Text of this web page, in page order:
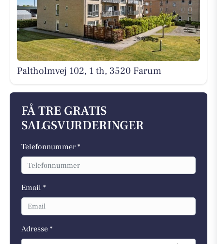
Paltholmvej 102, 1 th, 3520 Farum
FÅ TRE GRATIS
SALGSVURDERINGER
Telefonnummer *
Email *
Adresse *